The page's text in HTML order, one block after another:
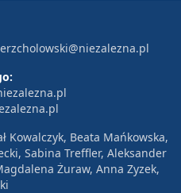
Kowalczyk, Beata Mańkowska,
Sabina Treffler, Aleksander
Żuraw, Anna Zyzek,